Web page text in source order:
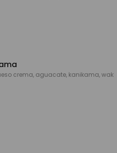
crema, aguacate, kanikama, wak